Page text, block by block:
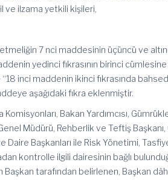
ve ilzama yetkili kişileri,
7 nci maddesinin üçüncü ve
yedinci fıkrasının birinci
inci maddenin ikinci fıkrasında
aşağıdaki fıkra eklenmiştir.
Komisyonları, Bakan Yardımcısı,
Müdürü, Rehberlik ve Teftiş
Daire Başkanları ile Risk Yönetimi,
kontrolle ilgili dairesinin bağlı
Başkan tarafından belirlenen, Başkan